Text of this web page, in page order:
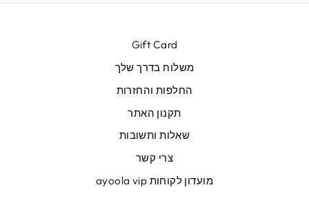
Gift Card
משלוח בדרך שלך
החלפות והחזרות
תקנון האתר
שאלות ותשובות
צרי קשר
מועדון לקוחות ayoola vip